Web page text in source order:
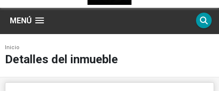
MENÚ
Inicio
Detalles del inmueble